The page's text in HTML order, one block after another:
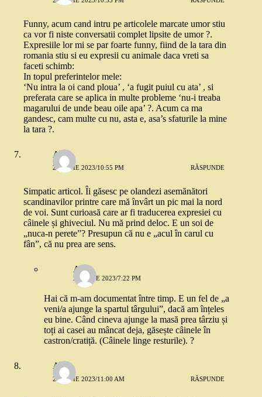
Funny, acum cand intru pe articolele marcate umor stiu
ca vor fi niste conversatii complet lipsite de umor ?.
Expresiile lor mi se par foarte funny, fiind de la tara din
romania stiu si eu expresii cu animale daca vreti sa
faceti schimb:
In topul preferintelor mele:
‘Nu intra la oi cand ploua’ , ‘a fugit puiul cu ata’ , si
preferata care se aplica in multe probleme ‘nu-i treaba
magarului de unde beau oile apa’ ?. Acum ca ma
gandesc, cam multe cu nu, asta e, asa’s sfaturile la mine
la tara ?.
Aqua
26 IUNIE 2023/10:55 PM RĂSPUNDE
Simpatic articol. Îi găsesc pe olandezi asemănători
scandinavilor printre care mă învârt un pic mai la nord
de voi. Sunt curioasă care ar fi traducerea expresiei cu
câinele și ghiveciul. Nu mă prind deloc. E un soi de
„nuca-n perete”? Presupun că nu e „acul în carul cu
fân”, că nu prea are sens.
Aqua
27 IUNIE 2023/7:22 PM
Hai că m-am documentat între timp. E un fel de „a
veni/a ajunge la spartul târgului”, dacă am înțeles
eu bine. Când cineva ajunge la masă prea târziu și
toți ai casei au mâncat deja, găsește câinele în
castron/cratiță. (Câinele linge resturile). ?
Anne
27 IUNIE 2023/11:00 AM RĂSPUNDE